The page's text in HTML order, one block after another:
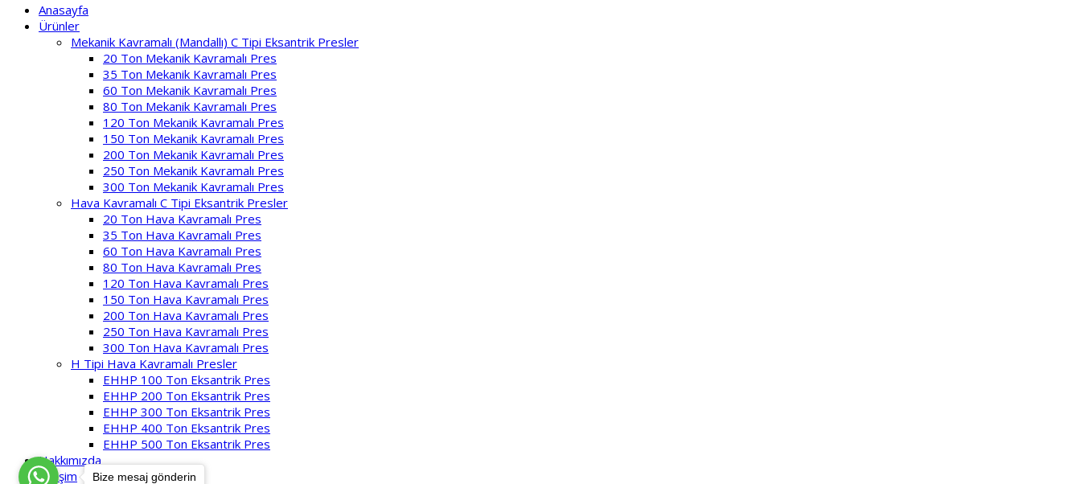
Anasayfa
Ürünler
Mekanik Kavramalı (Mandallı) C Tipi Eksantrik Presler
20 Ton Mekanik Kavramalı Pres
35 Ton Mekanik Kavramalı Pres
60 Ton Mekanik Kavramalı Pres
80 Ton Mekanik Kavramalı Pres
120 Ton Mekanik Kavramalı Pres
150 Ton Mekanik Kavramalı Pres
200 Ton Mekanik Kavramalı Pres
250 Ton Mekanik Kavramalı Pres
300 Ton Mekanik Kavramalı Pres
Hava Kavramalı C Tipi Eksantrik Presler
20 Ton Hava Kavramalı Pres
35 Ton Hava Kavramalı Pres
60 Ton Hava Kavramalı Pres
80 Ton Hava Kavramalı Pres
120 Ton Hava Kavramalı Pres
150 Ton Hava Kavramalı Pres
200 Ton Hava Kavramalı Pres
250 Ton Hava Kavramalı Pres
300 Ton Hava Kavramalı Pres
H Tipi Hava Kavramalı Presler
EHHP 100 Ton Eksantrik Pres
EHHP 200 Ton Eksantrik Pres
EHHP 300 Ton Eksantrik Pres
EHHP 400 Ton Eksantrik Pres
EHHP 500 Ton Eksantrik Pres
Hakkımızda
İletişim
Bize mesaj gönderin